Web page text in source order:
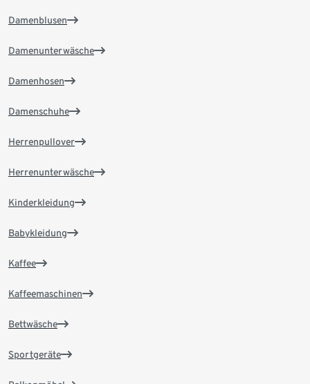
Damenblusen
Damenunterwäsche
Damenhosen
Damenschuhe
Herrenpullover
Herrenunterwäsche
Kinderkleidung
Babykleidung
Kaffee
Kaffeemaschinen
Bettwäsche
Sportgeräte